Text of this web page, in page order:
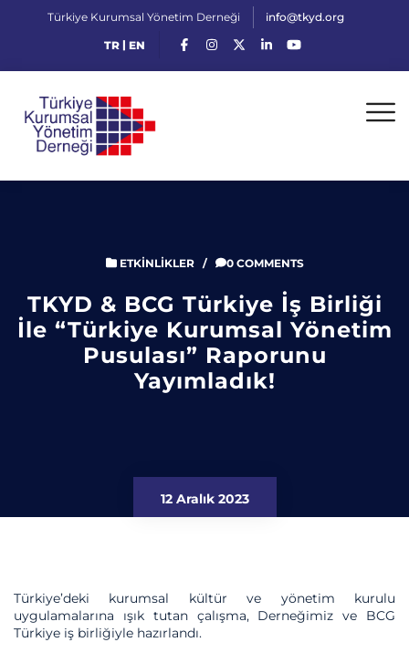
Türkiye Kurumsal Yönetim Derneği info@tkyd.org
TR| EN
ETKINLIKLER/ 0 COMMENTS
TKYD & BCG Türkiye İş Birliği
İle “Türkiye Kurumsal Yönetim
Pusulası” Raporunu
Yayımladık!
12 Aralık 2023
Türkiye’deki kurumsal kültür ve yönetim kurulu
uygulamalarına ışık tutan çalışma, Derneğimiz ve BCG
Türkiye iş birliğiyle hazırlandı.